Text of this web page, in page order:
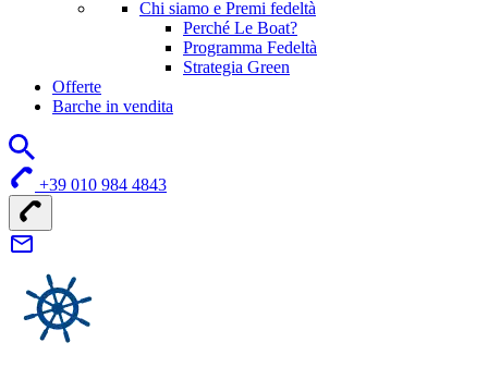
Chi siamo e Premi fedeltà
Perché Le Boat?
Programma Fedeltà
Strategia Green
Offerte
Barche in vendita
+39 010 984 4843